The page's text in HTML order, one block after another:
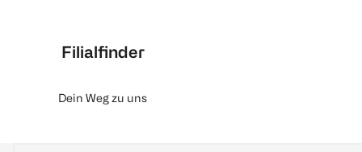
Filialfinder
Dein Weg zu uns